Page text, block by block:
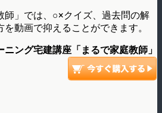
師」では、○×クイズ、過去問の解
動画で抑えることができます。
ニング宅建講座「まるで家庭教師」